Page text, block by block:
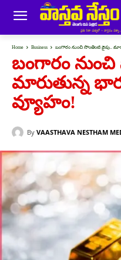
Home Business బంగారం నుంచి సొంతింటి వైపు..
బంగారం
మారుతున్న
వ్యూహం!
By VAASTHAVA NESTHAM